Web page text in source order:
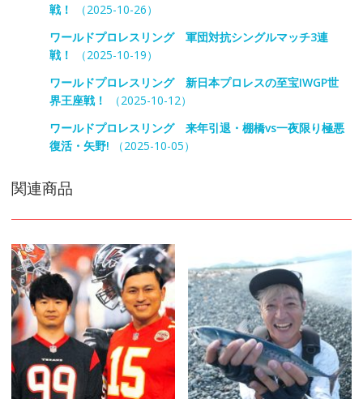
戦！
（2025-10-26）
ワールドプロレスリング 軍団対抗シングルマッチ3連
戦！
（2025-10-19）
ワールドプロレスリング 新日本プロレスの至宝IWGP世
界王座戦！
（2025-10-12）
ワールドプロレスリング 来年引退・棚橋vs一夜限り極悪
復活・矢野! （2025-10-05）
関連商品